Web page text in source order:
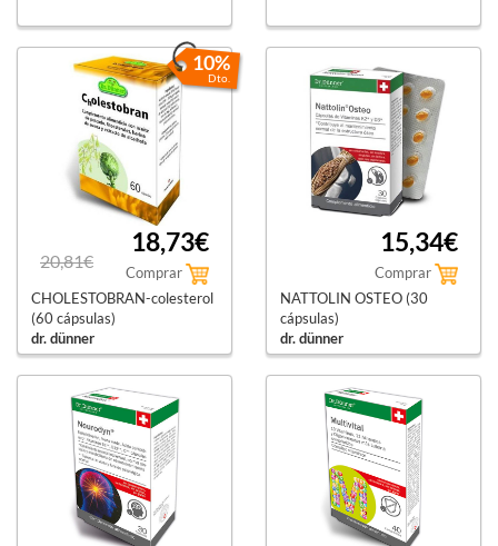
10%
Dto.
20,81€
18,73€
Comprar
CHOLESTOBRAN-colesterol
(60 cápsulas)
dr. dünner
15,34€
Comprar
NATTOLIN OSTEO (30
cápsulas)
dr. dünner